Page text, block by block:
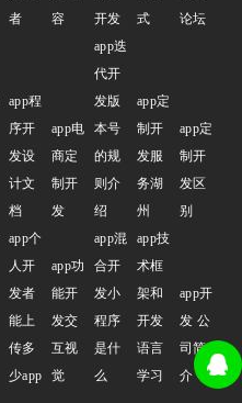
者
容
开发
式
论坛
app程
序开
发设
计文
档
app电
商定
制开
发
app迭
代开
发版
本号
的规
则介
绍
app定
制开
发服
务湖
州
app定
制开
发区
别
app个
人开
发者
能上
传多
少app
app功
能开
发交
互视
觉
app混
合开
发小
程序
是什
么
app技
术框
架和
开发
语言
学习
app开
发 公
司简
介